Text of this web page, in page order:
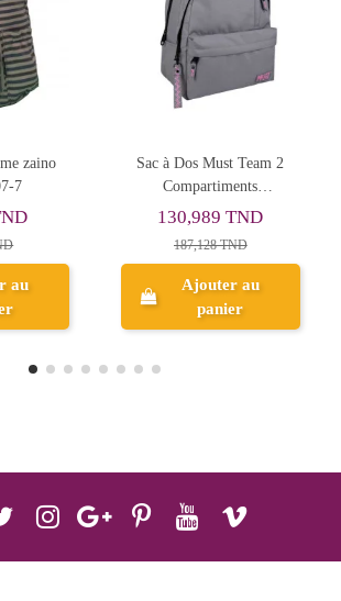
Sac à Dos Must Team 2
Collège/Lycée, Uni Gris-
130,989 TND
Sac à Dos Cool
Urban Plus -
139,587